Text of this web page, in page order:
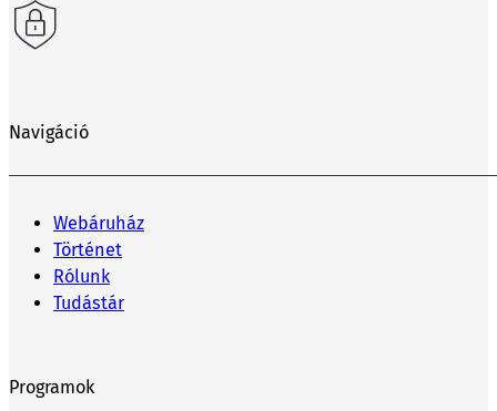
Navigáció
Webáruház
Történet
Rólunk
Tudástár
Programok